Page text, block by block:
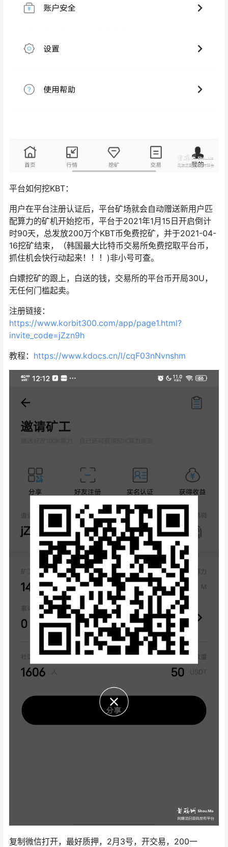
平台如何挖KBT：
用户在平台注册认证后，平台矿场就会自动赠送新用户匹
配算力的矿机开始挖币，平台于2021年1月15日开启倒计
时90天，总发放200万个KBT币免费挖矿，并于2021-04-
16挖矿结束，（韩国最大比特币交易所免费挖取平台币，
抓住机会快行动起来！！！)非小号可查。
白嫖挖矿的跟上，白送的钱，交易所的平台币开局30U，
无任何门槛起卖。
注册链接：
https://www.korbit300.com/app/page1.html?
invite_code=jZzn9h
教程： https://www.kdocs.cn/l/cqF03nNvnshm
复制微信打开，最好质押，2月3号，开交易，200一